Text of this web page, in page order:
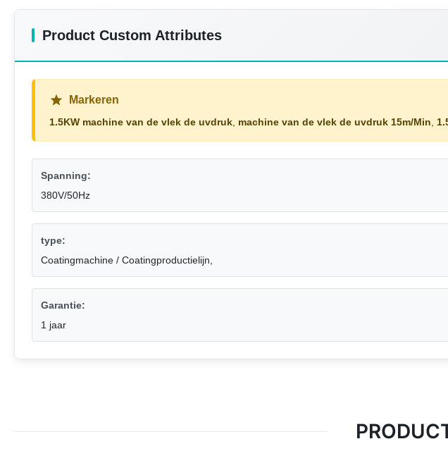
Product Custom Attributes
Markeren
1.5KW machine van de vlek de uvdruk machine van de vlek de uvdruk 15m/Min
Spanning:
380V/50Hz
type:
Coatingmachine / Coatingproductielijn,
Garantie:
1 jaar